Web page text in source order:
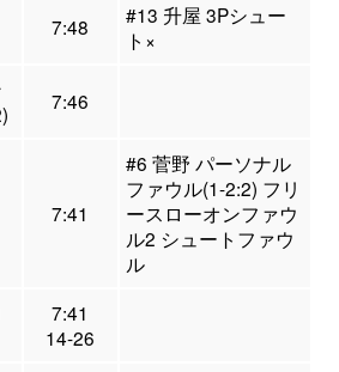
7:48
#13 升屋 3Pシュー
ト×
7:46
7:41
#6 菅野 パーソナル
ファウル(1-2:2) フリ
ースローオンファウ
ル2 シュートファウ
ル
7:41
14-26